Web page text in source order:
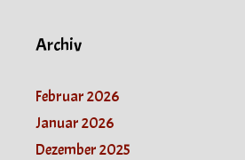
Archiv
Februar 2026
Januar 2026
Dezember 2025